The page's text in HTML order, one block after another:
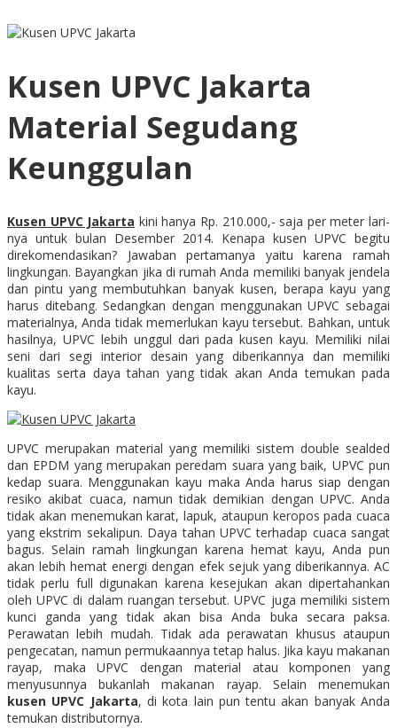
Kusen UPVC Jakarta
Material Segudang
Keunggulan
Kusen UPVC Jakarta kini hanya Rp. 210.000,- saja per meter lari-
nya untuk bulan Desember 2014. Kenapa kusen UPVC begitu
direkomendasikan? Jawaban pertamanya yaitu karena ramah
lingkungan. Bayangkan jika di rumah Anda memiliki banyak jendela
dan pintu yang membutuhkan banyak kusen, berapa kayu yang
harus ditebang. Sedangkan dengan menggunakan UPVC sebagai
materialnya, Anda tidak memerlukan kayu tersebut. Bahkan, untuk
hasilnya, UPVC lebih unggul dari pada kusen kayu. Memiliki nilai
seni dari segi interior desain yang diberikannya dan memiliki
kualitas serta daya tahan yang tidak akan Anda temukan pada
kayu.
UPVC merupakan material yang memiliki sistem double sealded
dan EPDM yang merupakan peredam suara yang baik, UPVC pun
kedap suara. Menggunakan kayu maka Anda harus siap dengan
resiko akibat cuaca, namun tidak demikian dengan UPVC. Anda
tidak akan menemukan karat, lapuk, ataupun keropos pada cuaca
yang ekstrim sekalipun. Daya tahan UPVC terhadap cuaca sangat
bagus. Selain ramah lingkungan karena hemat kayu, Anda pun
akan lebih hemat energi dengan efek sejuk yang diberikannya. AC
tidak perlu full digunakan karena kesejukan akan dipertahankan
oleh UPVC di dalam ruangan tersebut. UPVC juga memiliki sistem
kunci ganda yang tidak akan bisa Anda buka secara paksa.
Perawatan lebih mudah. Tidak ada perawatan khusus ataupun
pengecatan, namun permukaannya tetap halus. Jika kayu makanan
rayap, maka UPVC dengan material atau komponen yang
menyusunnya bukanlah makanan rayap. Selain menemukan
kusen UPVC Jakarta, di kota lain pun tentu akan banyak Anda
temukan distributornya.